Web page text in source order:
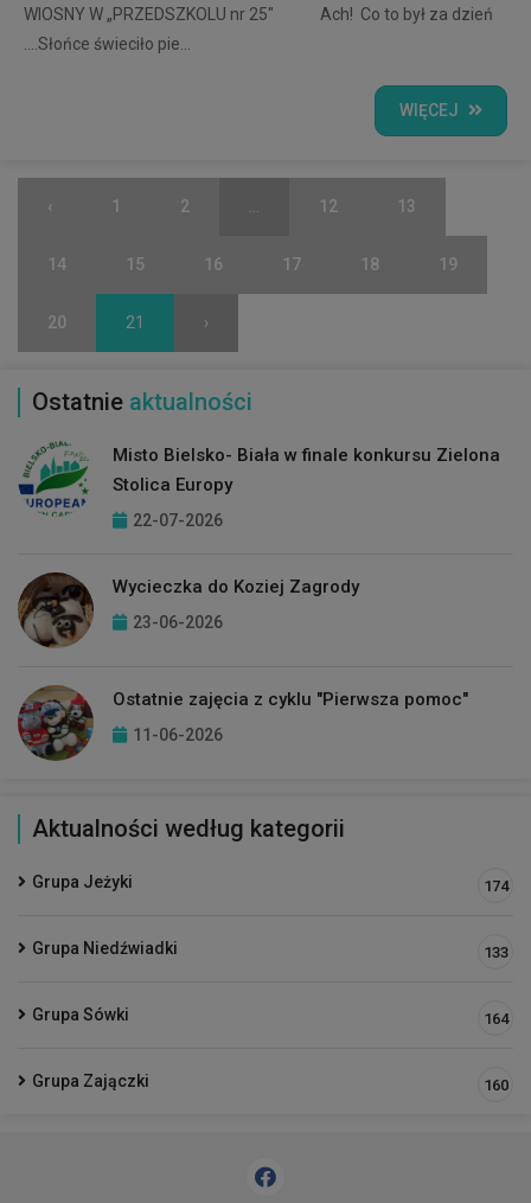
WIOSNY W „PRZEDSZKOLU nr 25" Ach! Co to był za dzień
….Słońce świeciło pie...
WIĘCEJ
‹ 1 2 12 13
14 15 16 17 18 19
20 21 ›
Ostatnie aktualności
Misto Bielsko- Biała w finale konkursu Zielona
Stolica Europy
22-07-2026
Wycieczka do Koziej Zagrody
23-06-2026
Ostatnie zajęcia z cyklu "Pierwsza pomoc"
11-06-2026
Aktualności według kategorii
Grupa Jeżyki 174
Grupa Niedźwiadki 133
Grupa Sówki 164
Grupa Zajączki 160